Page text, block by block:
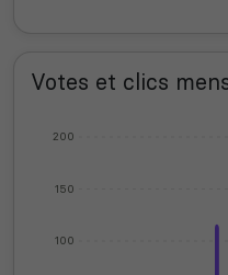
Votes et clics
100
150
200